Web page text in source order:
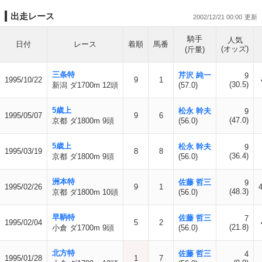
出走レース 2002/12/21 00:00
日付 レース 着順 馬番
騎手
(斤量)
人気
(オッズ)
1995/10/22
三条特
新潟 ダ1700m 12頭
9 1
芹沢 純一
(57.0)
9
(30.5)
1995/05/07
5歳上
京都 ダ1800m 9頭
9 6
松永 幹夫
(56.0)
9
(47.0)
1995/03/19
5歳上
京都 ダ1800m 9頭
8 8
松永 幹夫
(56.0)
9
(36.4)
1995/02/26
洲本特
京都 ダ1800m 10頭
9 1
佐藤 哲三
(56.0)
9
(48.3)
1995/02/04
早鞆特
小倉 ダ1700m 9頭
5 2
佐藤 哲三
(56.0)
7
(21.8)
1995/01/28
北方特
1 7
佐藤 哲三
4